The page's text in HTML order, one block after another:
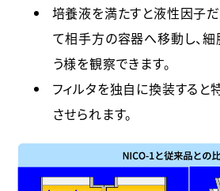
培養液を満たすと液性因子
て相手方の容器へ移動し、
う様を観察できます。
フィルタを独自に換装する
させられます。